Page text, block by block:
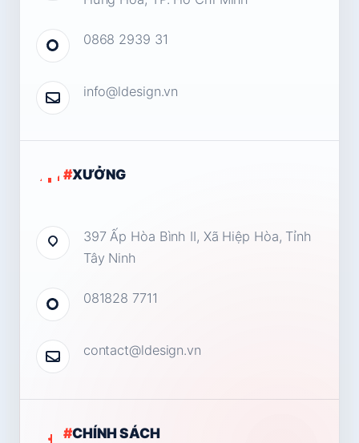
0868 2939 31
info@ldesign.vn
#XƯỞNG
397 Ấp Hòa Bình II, Xã Hiệp Hòa, Tỉnh
Tây Ninh
081828 7711
contact@ldesign.vn
#CHÍNH SÁCH